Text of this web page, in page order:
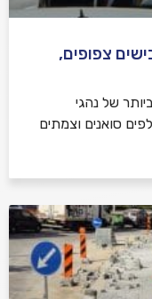
צפופים,
של נהגי
סואנים וצמתים